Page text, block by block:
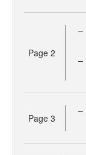
Page 2
Page 3